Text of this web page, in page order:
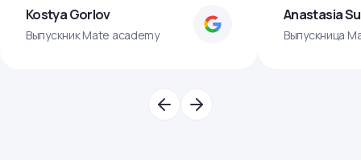
Kostya Gorlov
Выпускник Mate academy
Anastasia
Выпускница